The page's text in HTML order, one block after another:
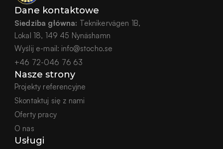
Dane kontaktowe
Siedziba główna: Teknikervägen 1B,
Lokal 18, 149 45 Nynäshamn
Wyślij e-mail: info@stocho.se
+46 72-046 76 63
Nasze strony
Projekty referencyjne
Skontaktuj się z nami
Oferty pracy
O nas
Usługi